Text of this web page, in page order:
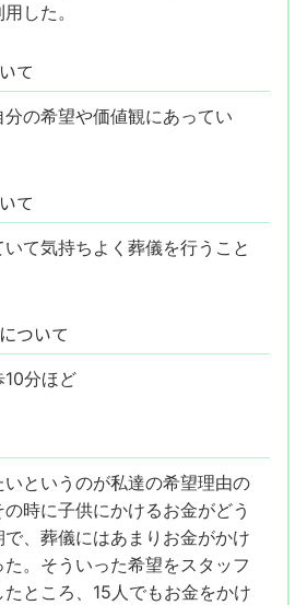
した。
て
の希望や価値観にあってい
て
て気持ちよく葬儀を行うこと
ついて
10分ほど
いというのが私達の希望理由の
時に子供にかけるお金がどう
で、葬儀にはあまりお金がかけ
。そういった希望をスタッフ
ところ、15人でもお金をかけ